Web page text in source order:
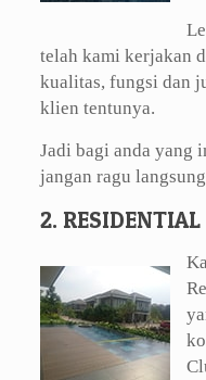
telah kami kerjakan
kualitas, fungsi dan
klien tentunya.
Jadi bagi anda yang
jangan ragu
2. RESIDENTIAL